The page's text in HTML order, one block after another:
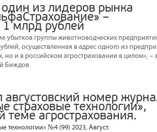
из лидеров рынка
–
1 млрд рублей
убытков группы животноводческих
осуществленная в адрес одного из
и в российском агростраховании в целом», –
Биждов.
номер
страховые технологии»,
агрострахования.
технологии» №4 (99) 2023, Август.